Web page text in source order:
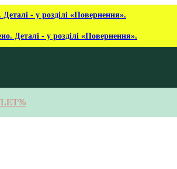
- у розділі «Повернення».
Деталі - у розділі «Повернення».